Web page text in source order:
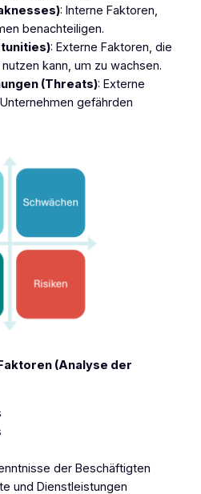
: Interne Faktoren,
benachteiligen.
: Externe Faktoren, die
kann, um zu wachsen.
(Threats): Externe
gefährden
(Analyse der
der Beschäftigten
und Dienstleistungen